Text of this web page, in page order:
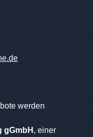
werden
gGmbH , einer